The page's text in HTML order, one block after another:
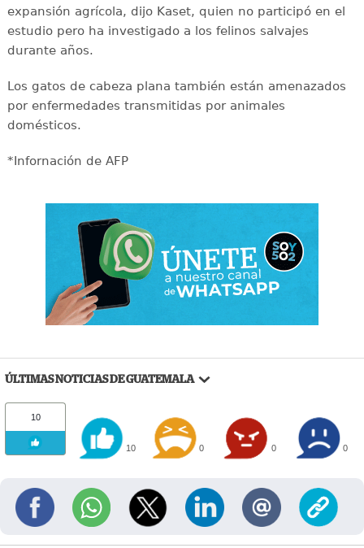
expansión agrícola, dijo Kaset, quien no participó en el
estudio pero ha investigado a los felinos salvajes
durante años.
Los gatos de cabeza plana también están amenazados
por enfermedades transmitidas por animales
domésticos.
*Infornación de AFP
ÚLTIMAS NOTICIAS DE GUATEMALA
10
10 0 0 0